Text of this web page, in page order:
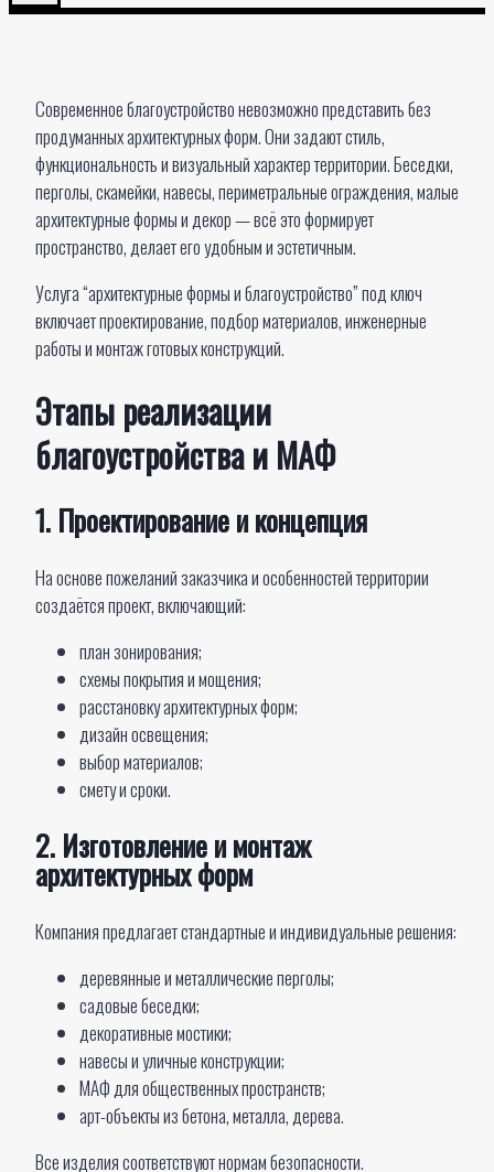
Современное благоустройство невозможно представить без
продуманных архитектурных форм. Они задают стиль,
функциональность и визуальный характер территории. Беседки,
перголы, скамейки, навесы, периметральные ограждения, малые
архитектурные формы и декор — всё это формирует
пространство, делает его удобным и эстетичным.
Услуга “архитектурные формы и благоустройство” под ключ
включает проектирование, подбор материалов, инженерные
работы и монтаж готовых конструкций.
Этапы реализации
благоустройства и МАФ
1. Проектирование и концепция
На основе пожеланий заказчика и особенностей территории
создаётся проект, включающий:
план зонирования;
схемы покрытия и мощения;
расстановку архитектурных форм;
дизайн освещения;
выбор материалов;
смету и сроки.
2. Изготовление и монтаж
архитектурных форм
Компания предлагает стандартные и индивидуальные решения:
деревянные и металлические перголы;
садовые беседки;
декоративные мостики;
навесы и уличные конструкции;
МАФ для общественных пространств;
арт-объекты из бетона, металла, дерева.
Все изделия соответствуют нормам безопасности.